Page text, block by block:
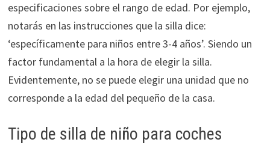
especificaciones sobre el rango de edad. Por ejemplo,
notarás en las instrucciones que la silla dice:
‘específicamente para niños entre 3-4 años’. Siendo un
factor fundamental a la hora de elegir la silla.
Evidentemente, no se puede elegir una unidad que no
corresponde a la edad del pequeño de la casa.
Tipo de silla de niño para coches